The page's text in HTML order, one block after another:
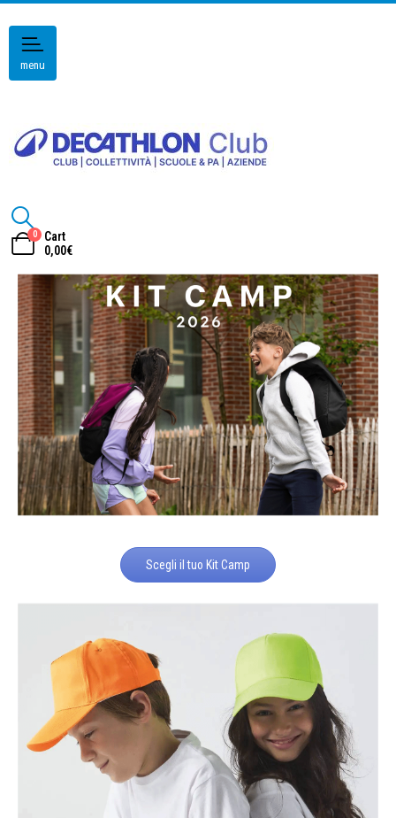
menu
0
Cart
0,00€
Scegli il tuo Kit Camp